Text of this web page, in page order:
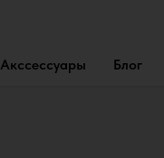
Акссессуары Блог